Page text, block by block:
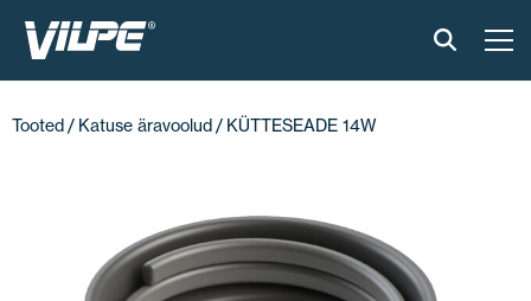
PAIGALDUS JA MATERJALID
AKTUAALNE
Tooted / Katuse äravoolud / KÜTTESEADE 14W